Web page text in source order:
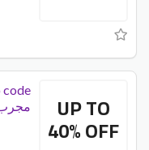
UP TO
40% OFF
code